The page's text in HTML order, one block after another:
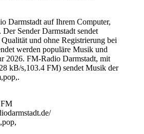
Darmstadt auf Ihrem Computer,
Sender Darmstadt sendet
und ohne Registrierung bei
werden populäre Musik und
2026. FM-Radio Darmstadt, mit
kB/s,103.4 FM) sendet Musik der